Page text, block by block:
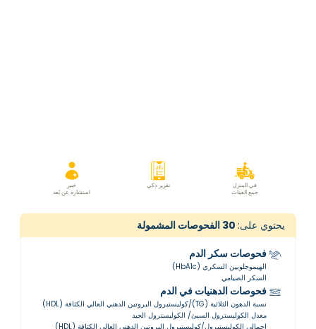
في المنزل
جمع العينات
تقرير ذكي
خبير
استشارة عن بُعد
يحتوي على: 30 الفحوصات المشمولة
فحوصات سكر الدم
الهيموجلوبين السكري (HbA1c)
السكر الصيامي
فحوصات الدهنيات في الدم
نسبة الدهون الثلاثية (TG)/كوليستيرول البروتين الدهني العالي الكثافة (HDL)
معدل الكوليسترول السيئ/ الكوليسترول الجيد
اجمالي الكوليستيرول/كوليستيرول البروتين الدهني العالي الكثافة (HDL)